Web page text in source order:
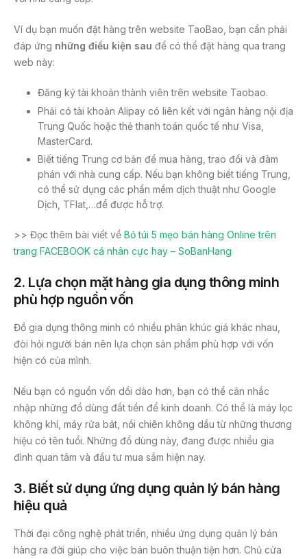
Ví dụ bạn muốn đặt hàng trên website TaoBao, bạn cần phải
đáp ứng những điều kiện sau để có thể đặt hàng qua trang
web này:
Đăng ký tài khoản thành viên trên website Taobao.
Phải có tài khoản Alipay có liên kết với ngân hàng nội địa
Trung Quốc hoặc thẻ thanh toán quốc tế như Visa,
MasterCard.
Biết tiếng Trung cơ bản để mua hàng, trao đổi và đàm
phán với nhà cung cấp. Nếu bạn không biết tiếng Trung,
có thể sử dụng các phần mềm dịch thuật như Google
Dịch, TFlat,…để được hỗ trợ.
>> Đọc thêm bài viết về Bỏ túi 5 mẹo bán hàng Online trên
trang FACEBOOK cá nhân cực hay – SoBanHang
2. Lựa chọn mặt hàng gia dụng thông minh
phù hợp nguồn vốn
Đồ gia dụng thông minh có nhiều phân khúc giá khác nhau,
đòi hỏi người bán nên lựa chọn sản phẩm phù hợp với vốn
hiện có của mình.
Nếu bạn có nguồn vốn dồi dào hơn, bạn có thể cân nhắc
nhập những đồ dùng đắt tiền để kinh doanh. Có thể là máy lọc
không khí, máy rửa bát, nồi chiên không dầu từ những thương
hiệu có tên tuổi. Những đồ dùng này, đang được nhiều gia
đình quan tâm và đầu tư mua sắm hiện nay.
3. Biết sử dụng ứng dụng quản lý bán hàng
hiệu quả
Thời đại công nghệ phát triển, nhiều ứng dụng quản lý bán
hàng ra đời giúp cho việc bán buôn thuận tiện hơn. Chủ cửa